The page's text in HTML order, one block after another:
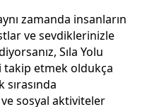
zamanda insanların
ve sevdiklerinizle
Sıla Yolu
takip etmek oldukça
sosyal aktiviteler